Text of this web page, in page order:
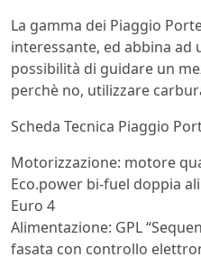
La gamma dei Piaggio
interessante, ed abbina ad
possibilità di guidare un
perchè no, utilizzare
Scheda Tecnica Piaggio
Motorizzazione: motore
Eco.power bi-fuel doppia
Euro 4
Alimentazione: GPL
fasata con controllo